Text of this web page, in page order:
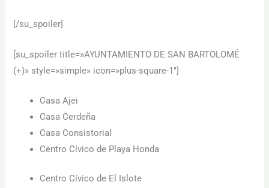
[/su_spoiler]
[su_spoiler title=»AYUNTAMIENTO DE SAN BARTOLOMÉ
(+)» style=»simple» icon=»plus-square-1″]
Casa Ajei
Casa Cerdeña
Casa Consistorial
Centro Cívico de Playa Honda
Centro Cívico de El Islote